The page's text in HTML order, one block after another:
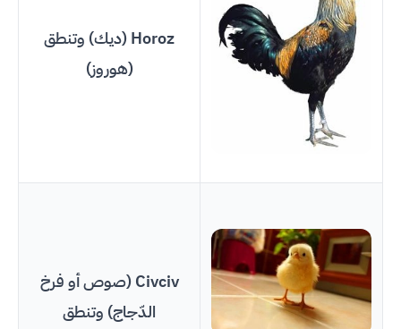
Horoz (ديك) وتنطق
(هوروز)
Civciv (صوص أو فرخ
الدّجاج) وتنطق